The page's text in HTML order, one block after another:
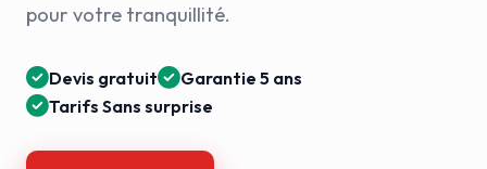
pour votre tranquillité.
Devis gratuit
Garantie 5 ans
Tarifs Sans surprise